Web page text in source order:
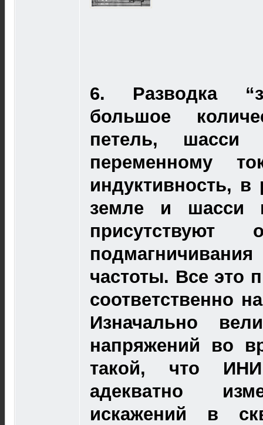
6.
Разводка
большое
петель, шасси
переменному
индуктивность, в
земле и шасси
присутствуют
частоты. Все это
соответственно
Изначально
напряжений во
такой, что
адекватно
искажений в